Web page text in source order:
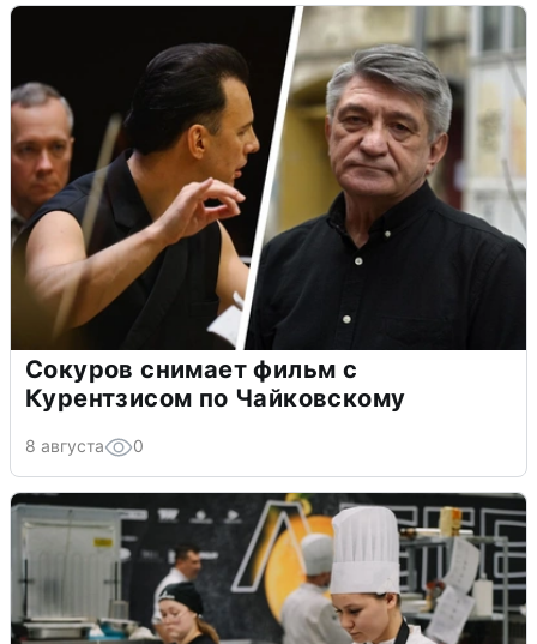
Сокуров снимает фильм с
Курентзисом по Чайковскому
8 августа 0